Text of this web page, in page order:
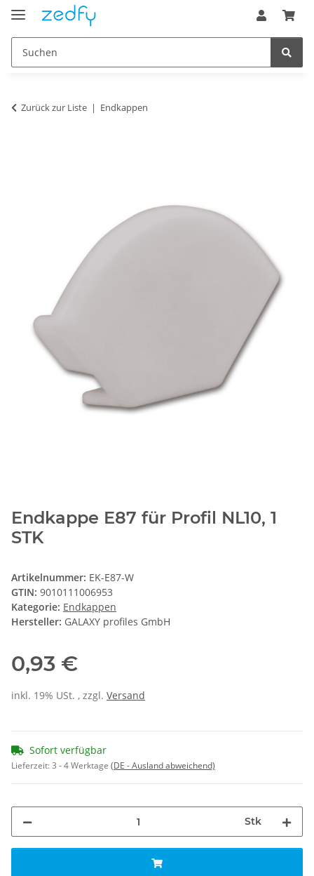
Zurück zur Liste Endkappen
Endkappe E87 für Profil NL10, 1
STK
Artikelnummer: EK-E87-W
GTIN: 9010111006953
Kategorie: Endkappen
Hersteller: GALAXY profiles GmbH
0,93 €
inkl. 19% USt. , zzgl. Versand
Sofort verfügbar
Lieferzeit:3 - 4 Werktage (DE - Ausland abweichend)
Stk